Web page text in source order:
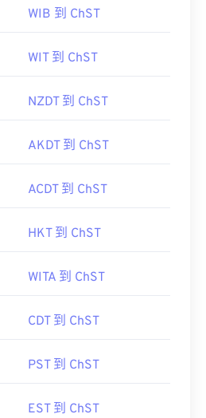
WIB 到 ChST
WIT 到 ChST
NZDT 到 ChST
AKDT 到 ChST
ACDT 到 ChST
HKT 到 ChST
WITA 到 ChST
CDT 到 ChST
PST 到 ChST
EST 到 ChST